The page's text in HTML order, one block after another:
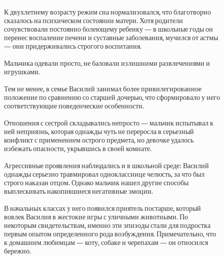
К двухлетнему возрасту режим сна нормализовался, что благотворно
сказалось на психическом состоянии матери. Хотя родители
сочувствовали постоянно болеющему ребенку — в школьные годы он
перенес воспаление печени и суставные заболевания, мучился от астмы
— они придерживались строгого воспитания.
Мальчика одевали просто, не баловали излишними развлечениями и
игрушками.
Тем не менее, в семье Василий занимал более привилегированное
положение по сравнению со старшей дочерью, что сформировало у него
соответствующие поведенческие особенности.
Отношения с сестрой складывались непросто — мальчик испытывал к
ней неприязнь, которая однажды чуть не переросла в серьезный
конфликт с применением острого предмета, но девочке удалось
избежать опасности, укрывшись в своей комнате.
Агрессивные проявления наблюдались и в школьной среде: Василий
однажды серьезно травмировал однокласснице челюсть, за что был
строго наказан отцом. Однако мальчик нашел другие способы
выплескивать накопившиеся негативные эмоции.
В начальных классах у него появился приятель постарше, который
вовлек Василия в жестокие игры с уличными животными. По
некоторым свидетельствам, именно эти эпизоды стали для подростка
первым опытом определенного рода возбуждения. Примечательно, что
к домашним любимцам — коту, собаке и черепахам — он относился
бережно.